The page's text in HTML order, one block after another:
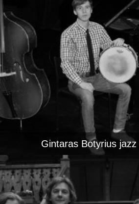
Gintaras Botyrius